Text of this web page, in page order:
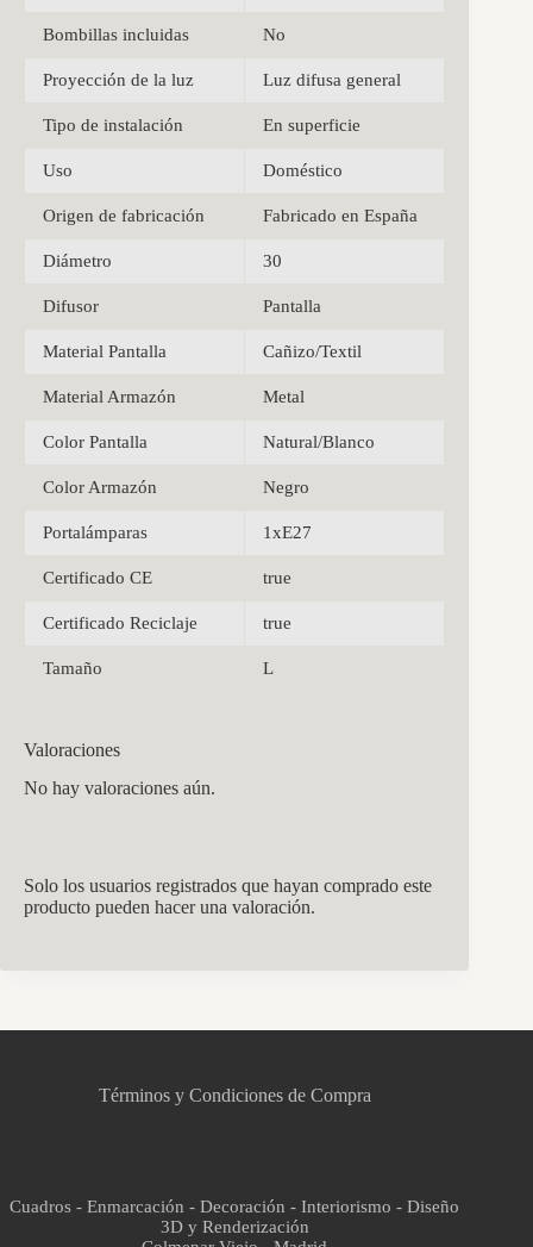
Bombillas incluidas No
Proyección de la luz Luz difusa general
Tipo de instalación En superficie
Uso Doméstico
Origen de fabricación Fabricado en España
Diámetro 30
Difusor Pantalla
Material Pantalla Cañizo/Textil
Material Armazón Metal
Color Pantalla Natural/Blanco
Color Armazón Negro
Portalámparas 1xE27
Certificado CE true
Certificado Reciclaje true
Tamaño L
Valoraciones
No hay valoraciones aún.
Solo los usuarios registrados que hayan comprado este
producto pueden hacer una valoración.
Términos y Condiciones de Compra
Cuadros - Enmarcación - Decoración - Interiorismo - Diseño
3D y Renderización
Asistente virtual · En línea